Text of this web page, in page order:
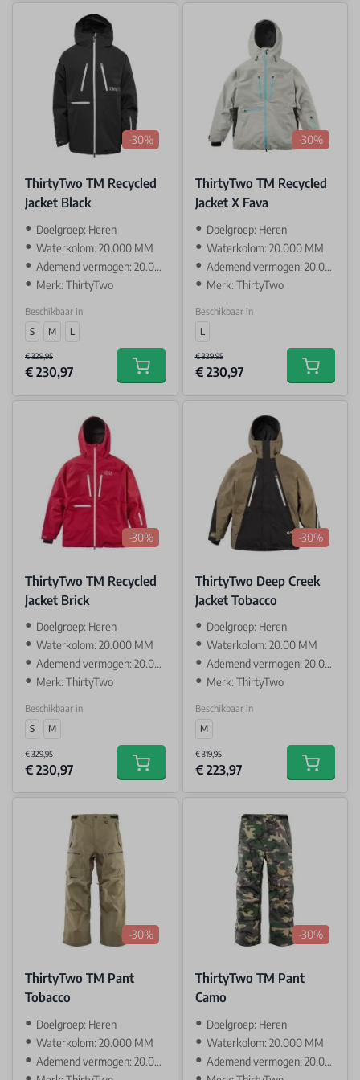
-30%
ThirtyTwo TM Recycled
Jacket Black
Doelgroep: Heren
Waterkolom: 20.000 MM
Ademend vermogen: 20.000 GR
Merk: ThirtyTwo
Beschikbaar in
S
M L
€ 329,95
€ 230,97 Add to cart
-30%
ThirtyTwo TM Recycled
Jacket X Fava
Doelgroep: Heren
Waterkolom: 20.000 MM
Ademend vermogen: 20.000 GR
Merk: ThirtyTwo
Beschikbaar in
L
€ 329,95
€ 230,97 Add to
-30%
ThirtyTwo TM Recycled
Jacket Brick
Doelgroep: Heren
Waterkolom: 20.000 MM
Ademend vermogen: 20.000 GR
Merk: ThirtyTwo
Beschikbaar in
S
M
€ 329,95
€ 230,97 Add to cart
-30%
ThirtyTwo Deep Creek
Jacket Tobacco
Doelgroep: Heren
Waterkolom: 20.00 MM
Ademend vermogen: 20.000 GR
Merk: ThirtyTwo
Beschikbaar in
M
€ 319,95
€ 223,97 Add to
-30%
ThirtyTwo TM Pant
Tobacco
Doelgroep: Heren
Waterkolom: 20.000 MM
Ademend vermogen: 20.000 GR
-30%
ThirtyTwo TM Pant
Camo
Doelgroep: Heren
Waterkolom: 20.000 MM
Ademend vermogen: 20.000 GR